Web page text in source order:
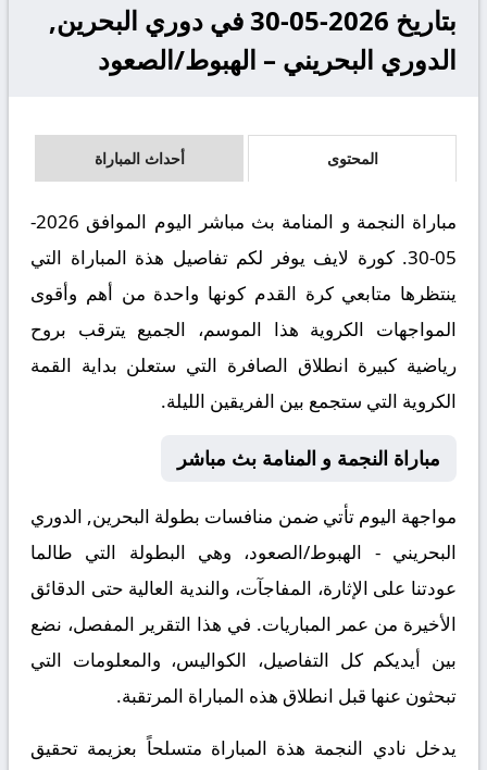
بتاريخ 2026-05-30 في دوري البحرين,
الدوري البحريني – الهبوط/الصعود
المحتوى أحداث المباراة
مباراة النجمة و المنامة بث مباشر اليوم الموافق 2026-
05-30. كورة لايف يوفر لكم تفاصيل هذة المباراة التي
ينتظرها متابعي كرة القدم كونها واحدة من أهم وأقوى
المواجهات الكروية هذا الموسم، الجميع يترقب بروح
رياضية كبيرة انطلاق الصافرة التي ستعلن بداية القمة
الكروية التي ستجمع بين الفريقين الليلة.
مباراة النجمة و المنامة بث مباشر
مواجهة اليوم تأتي ضمن منافسات بطولة البحرين, الدوري
البحريني - الهبوط/الصعود، وهي البطولة التي طالما
عودتنا على الإثارة، المفاجآت، والندية العالية حتى الدقائق
الأخيرة من عمر المباريات. في هذا التقرير المفصل، نضع
بين أيديكم كل التفاصيل، الكواليس، والمعلومات التي
تبحثون عنها قبل انطلاق هذه المباراة المرتقبة.
يدخل نادي النجمة هذة المباراة متسلحاً بعزيمة تحقيق